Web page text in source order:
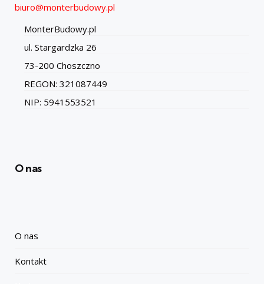
biuro@monterbudowy.pl
MonterBudowy.pl
ul. Stargardzka 26
73-200 Choszczno
REGON: 321087449
NIP: 5941553521
O nas
O nas
Kontakt